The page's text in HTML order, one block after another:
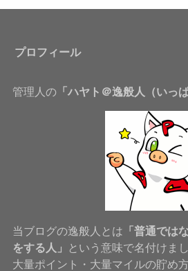
プロフィール
管理人の「ハヤト＠逸般人（いっ
当ブログの逸般人とは 「普通では
をする人」
という意味で名付けま
大量ポイント・大量マイルの貯め